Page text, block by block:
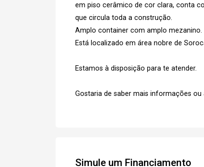
em piso cerâmico de cor clara, conta
que circula toda a construção.
Amplo container com amplo mezanino.
Está localizado em área nobre de
Estamos à disposição para te atender.
Gostaria de saber mais informações ou
Simule um Financiamento